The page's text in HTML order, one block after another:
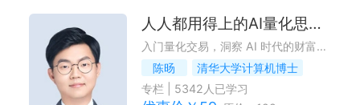
人人都用得上的AI量化思维课
入门量化交易，洞察 AI 时代的财富逻辑
陈旸
清华大学计算机博士
专栏
5342 人已学习